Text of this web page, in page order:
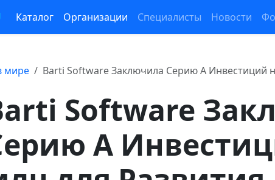
Каталог Организации Специалисты Новости
мире Barti Software Заключила Серию А Инвестиций
Software
А